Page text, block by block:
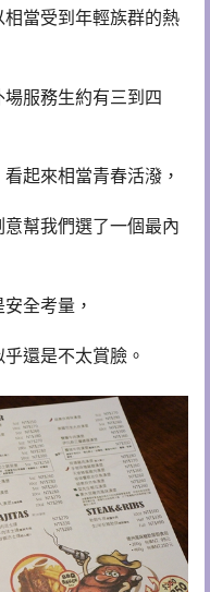
當受到年輕族群的熱
服務生約有三到四
起來相當青春活潑，
幫我們選了一個最內
全考量，
還是不太賞臉。